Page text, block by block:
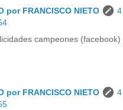
por FRANCISCO NIETO
campeones (facebook)
por FRANCISCO NIETO